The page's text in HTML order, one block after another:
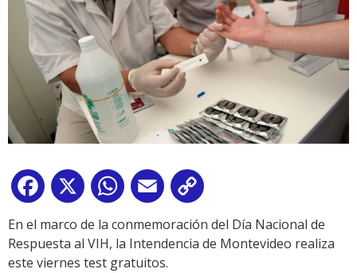
Facebook
X WhatsApp
Email
Link
En el marco de la conmemoración del Día Nacional de
Respuesta al VIH, la Intendencia de Montevideo realiza
este viernes test gratuitos.